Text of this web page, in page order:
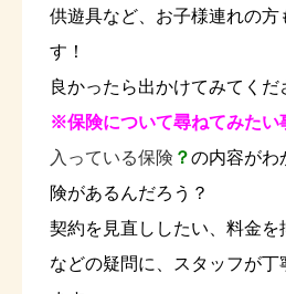
供遊具など、お子様連れの方
す！
良かったら出かけてみてくだ
※保険について尋ねてみたい
入っている保険 ？の内容がわ
険があるんだろう？
契約を見直ししたい、料金を
などの疑問に、スタッフが丁